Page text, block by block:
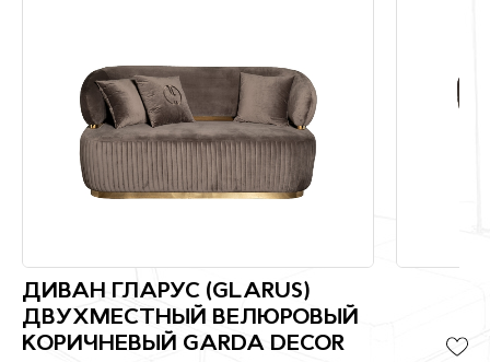
ДИВАН ГЛАРУС (GLARUS)
ДВУХМЕСТНЫЙ ВЕЛЮРОВЫЙ
КОРИЧНЕВЫЙ GARDA DECOR